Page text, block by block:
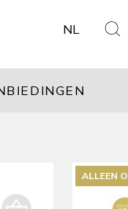
NL
ALLEEN